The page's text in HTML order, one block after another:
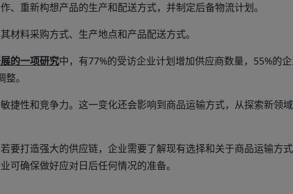
、重新构想产品的生产和配送方式，并制定后备物流计划。
材料采购方式、生产地点和产品配送方式。
的一项研究中，有77%的受访企业计划增加供应商数量，55%的
。
捷性和竞争力。这一变化还会影响到商品运输方式，从探索新领
要打造强大的供应链，企业需要了解现有选择和关于商品运输方
可确保做好应对日后任何情况的准备。